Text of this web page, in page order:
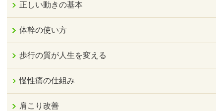
正しい動きの基本
体幹の使い方
歩行の質が人生を変える
慢性痛の仕組み
肩こり改善